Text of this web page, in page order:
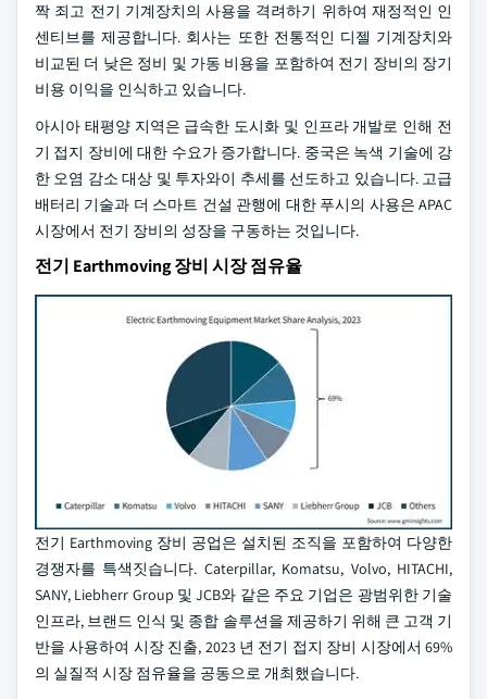
짝 죄고 전기 기계장치의 사용을 격려하기 위하여 재정적인 인
센티브를 제공합니다. 회사는 또한 전통적인 디젤 기계장치와
비교된 더 낮은 정비 및 가동 비용을 포함하여 전기 장비의 장기
비용 이익을 인식하고 있습니다.
아시아 태평양 지역은 급속한 도시화 및 인프라 개발로 인해 전
기 접지 장비에 대한 수요가 증가합니다. 중국은 녹색 기술에 강
한 오염 감소 대상 및 투자와이 추세를 선도하고 있습니다. 고급
배터리 기술과 더 스마트 건설 관행에 대한 푸시의 사용은 APAC
시장에서 전기 장비의 성장을 구동하는 것입니다.
전기 Earthmoving 장비 시장 점유율
전기 Earthmoving 장비 공업은 설치된 조직을 포함하여 다양한
경쟁자를 특색짓습니다. Caterpillar, Komatsu, Volvo, HITACHI,
SANY, Liebherr Group 및 JCB와 같은 주요 기업은 광범위한 기술
인프라, 브랜드 인식 및 종합 솔루션을 제공하기 위해 큰 고객 기
반을 사용하여 시장 진출, 2023 년 전기 접지 장비 시장에서 69%
의 실질적 시장 점유율을 공동으로 개최했습니다.